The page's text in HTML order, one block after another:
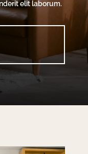
elit laborum.